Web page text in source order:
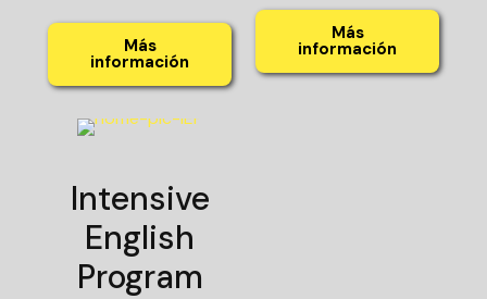
Más
información
Más
información
Intensive
English
Program